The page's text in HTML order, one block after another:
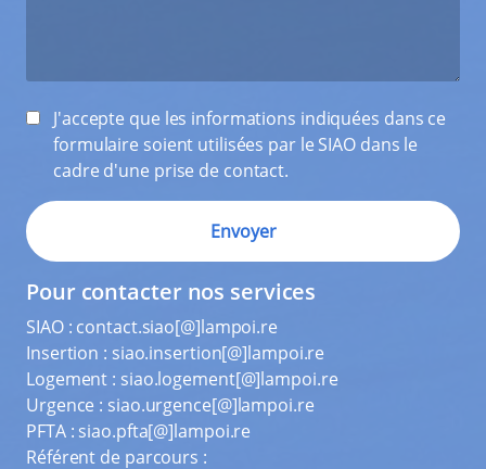
J'accepte que les informations indiquées dans ce
formulaire soient utilisées par le SIAO dans le
cadre d'une prise de contact.
Pour contacter nos services
SIAO : contact.siao[@]lampoi.re
Insertion : siao.insertion[@]lampoi.re
Logement : siao.logement[@]lampoi.re
Urgence : siao.urgence[@]lampoi.re
PFTA : siao.pfta[@]lampoi.re
Référent de parcours :